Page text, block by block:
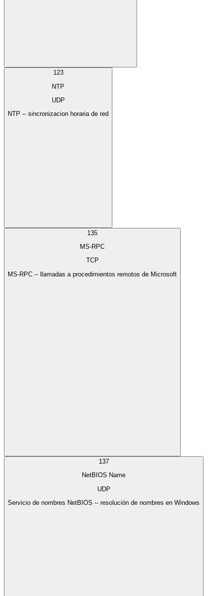
123
NTP
UDP
NTP -- sincronizacion horaria de red
135
MS-RPC
TCP
MS-RPC -- llamadas a procedimientos remotos de Microsoft
137
NetBIOS Name
UDP
Servicio de nombres NetBIOS -- resolución de nombres en Windows